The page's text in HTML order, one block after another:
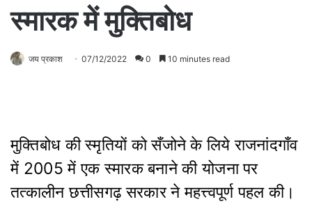
स्मारक में मुक्तिबोध
जय प्रकाश 07/12/2022 0 10 minutes read
मुक्तिबोध की स्मृतियों को सँजोने के लिये राजनांदगाँव
में 2005 में एक स्मारक बनाने की योजना पर
तत्कालीन छत्तीसगढ़ सरकार ने महत्त्वपूर्ण पहल की।